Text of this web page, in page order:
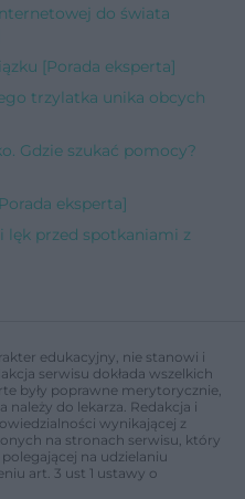
do świata
[Porada eksperta]
trzylatka unika obcych
Gdzie szukać pomocy?
eksperta]
lęk przed spotkaniami z
edukacyjny, nie stanowi i
serwisu dokłada wszelkich
były poprawne merytorycznie,
należy do lekarza. Redakcja i
wynikającej z
na stronach serwisu, który
na udzielaniu
art. 3 ust 1 ustawy o